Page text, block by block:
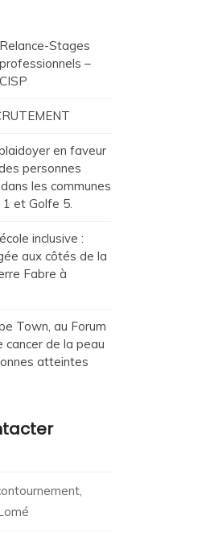
Relance-Stages
professionnels –
en faveur
personnes
les communes
1 et Golfe 5.
inclusive :
aux côtés de la
Fabre à
Town, au Forum
cancer de la peau
atteintes